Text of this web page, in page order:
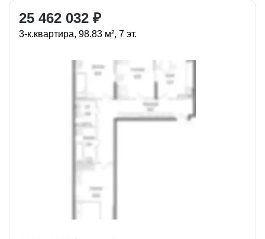
25 462 032 ₽
3-к.квартира, 98.83 м², 7 эт.